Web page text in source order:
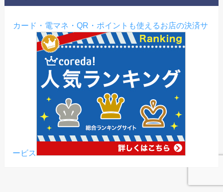
カード・電マネ・QR・ポイントも使えるお店の決済サ
ービス